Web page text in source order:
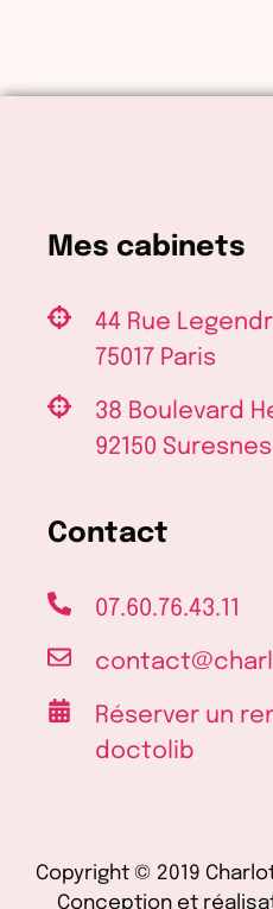
Mes cabinets
44 Rue
75017 Paris
38 Boulevard
92150 Suresnes
Contact
07.60.76.43.11
Réserver un
doctolib
Copyright © 2019
Conception et